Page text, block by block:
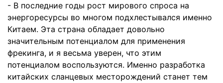
- В последние годы рост мирового спроса на
энергоресурсы во многом подхлестывался именно
Китаем. Эта страна обладает довольно
значительным потенциалом для применения
фрекинга, и я весьма уверен, что этим
потенциалом воспользуются. Именно разработка
китайских сланцевых месторождений станет тем